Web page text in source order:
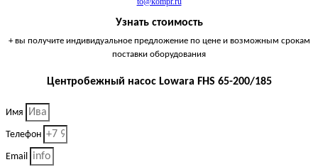
Узнать стоимость
+ вы получите индивидуальное предложение по цене и возможным срокам
поставки оборудования
Центробежный насос Lowara FHS 65-200/185
Имя
Телефон
Email